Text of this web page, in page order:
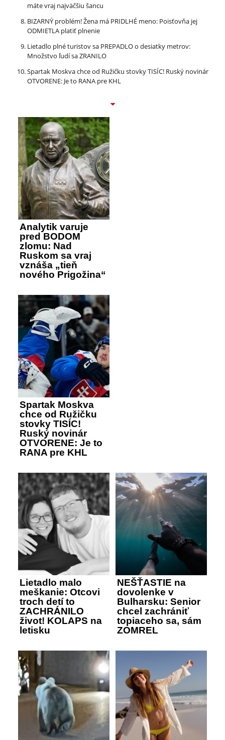
máte vraj najväčšiu šancu
BIZARNÝ problém! Žena má PRIDLHÉ meno: Poisťovňa jej
ODMIETLA platiť plnenie
Lietadlo plné turistov sa PREPADLO o desiatky metrov:
Množstvo ľudí sa ZRANILO
Spartak Moskva chce od Ružičku stovky TISÍC! Ruský novinár
OTVORENE: Je to RANA pre KHL
Analytik varuje
pred BODOM
zlomu: Nad
Ruskom sa vraj
vznáša „tieň
nového Prigožina“
Spartak Moskva
chce od Ružičku
stovky TISÍC!
Ruský novinár
OTVORENE: Je to
RANA pre KHL
Lietadlo malo
meškanie: Otcovi
troch detí to
ZACHRÁNILO
život! KOLAPS na
letisku
NEŠŤASTIE na
dovolenke v
Bulharsku: Senior
chcel zachrániť
topiaceho sa, sám
ZOMREL